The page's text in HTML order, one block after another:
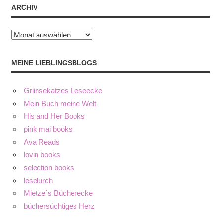
ARCHIV
Archiv
MEINE LIEBLINGSBLOGS
Griinsekatzes Leseecke
Mein Buch meine Welt
His and Her Books
pink mai books
Ava Reads
lovin books
selection books
leselurch
Mietze´s Bücherecke
büchersüchtiges Herz